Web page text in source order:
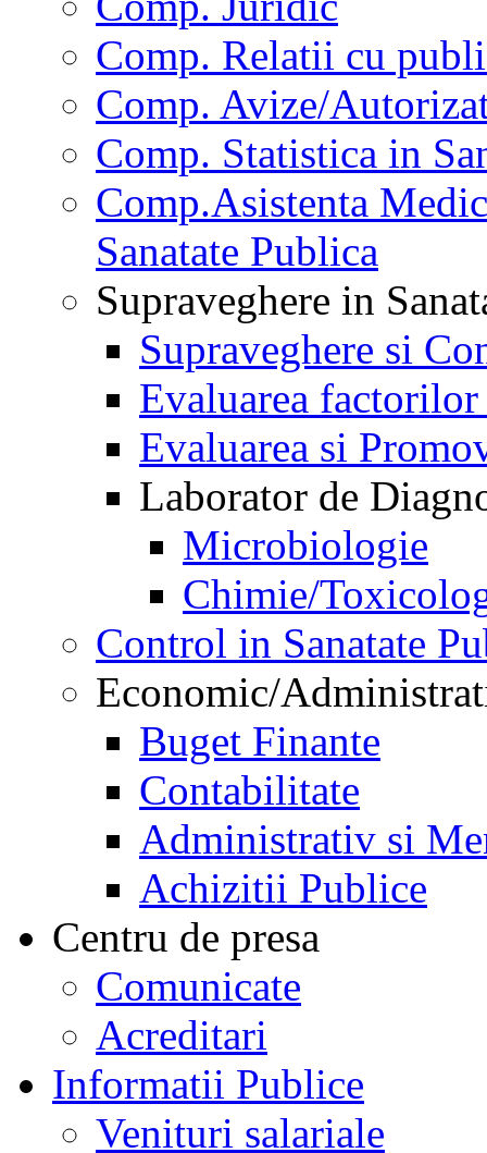
Comp. Relatii cu
Comp. Avize/
Comp. Statistica in
Comp.Asistenta
Sanatate Publica
Supraveghere in
Supraveghere si
Evaluarea
Evaluarea si
Laborator de
Microbiologie
Chimie/
Control in Sanatate
Economic/
Buget Finante
Contabilitate
Administrativ si
Achizitii Publice
Centru de presa
Comunicate
Acreditari
Informatii Publice
Venituri salariale